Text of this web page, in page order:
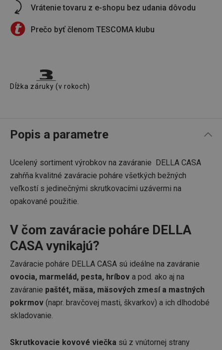
Vrátenie tovaru z e-shopu bez udania dôvodu
Prečo byť členom TESCOMA klubu
Dĺžka záruky (v rokoch)
Popis a parametre
Ucelený sortiment výrobkov na zaváranie DELLA CASA
zahŕňa kvalitné zaváracie poháre všetkých bežných
veľkostí s jedinečnými skrutkovacími uzávermi na
opakované použitie.
V čom zaváracie poháre DELLA
CASA vynikajú?
Zaváracie poháre DELLA CASA sú ideálne na zaváranie
ovocia, marmelád, pesta, hríbov a pod. ako aj na
zaváranie paštét, mäsa, mäsových zmesí a mastných
pokrmov (napr. bravčovej masti, škvarkov) a ich dlhodobé
skladovanie.
Skrutkovacie kovové viečka sú z vnútornej strany